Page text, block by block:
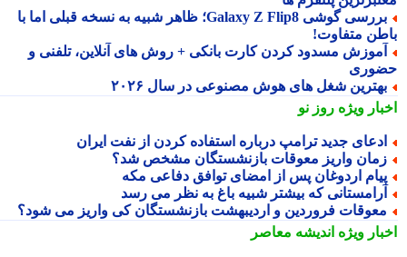
بررسی گوشی Galaxy Z Flip8؛ ظاهر شبیه به نسخه قبلی اما با
متفاوت!
مسدود کردن کارت بانکی + روش های آنلاین، تلفنی و
شغل های هوش مصنوعی در سال ۲۰۲۶
ویژهروز نو
جدید ترامپ درباره استفاده کردن از نفت ایران
واریز معوقات بازنشستگان مشخص شد؟
اردوغان پس از امضای توافق دفاعی مکه
که بیشتر شبیه باغ به نظر می رسد
فروردین و اردیبهشت بازنشستگان کی واریز می شود؟
ویژهاندیشه معاصر